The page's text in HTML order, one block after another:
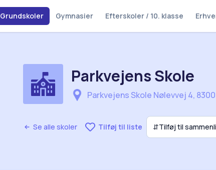
Grundskoler Gymnasier Efterskoler / 10. klasse
Se alle skoler Tilføj til liste ⇵Tilføj til
Parkvejens Skole
Parkvejens Skole Nølevvej 4,